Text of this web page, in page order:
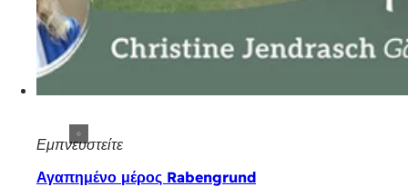
Εμπνευστείτε
Αγαπημένο μέρος Rabengrund